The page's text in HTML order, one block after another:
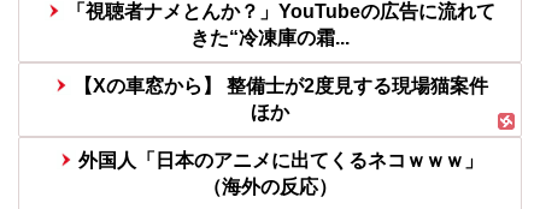
「視聴者ナメとんか？」YouTubeの広告に流れて
きた“冷凍庫の霜...
【Xの車窓から】 整備士が2度見する現場猫案件
ほか
外国人「日本のアニメに出てくるネコｗｗｗ」
（海外の反応）